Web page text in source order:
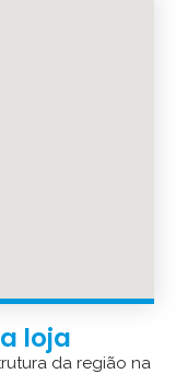
loja
da região na